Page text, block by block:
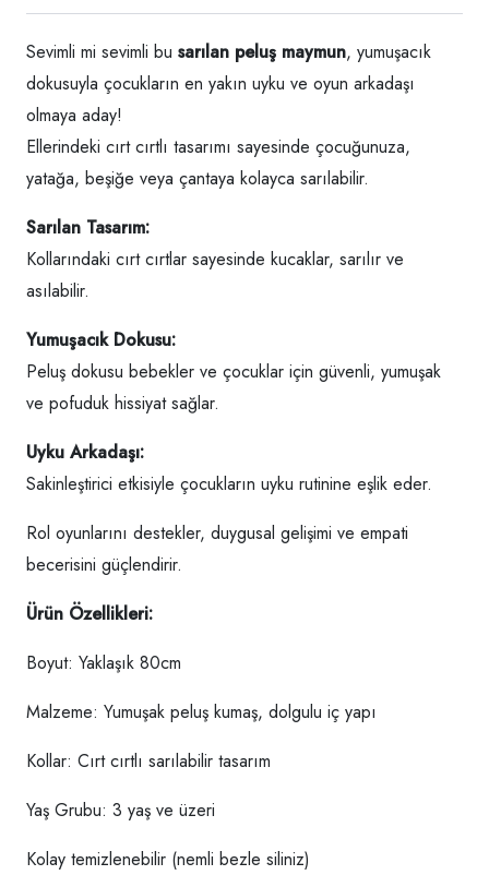
Sevimli mi sevimli bu sarılan peluş maymun, yumuşacık
dokusuyla çocukların en yakın uyku ve oyun arkadaşı
olmaya aday!
Ellerindeki cırt cırtlı tasarımı sayesinde çocuğunuza,
yatağa, beşiğe veya çantaya kolayca sarılabilir.
Sarılan Tasarım:
Kollarındaki cırt cırtlar sayesinde kucaklar, sarılır ve
asılabilir.
Yumuşacık Dokusu:
Peluş dokusu bebekler ve çocuklar için güvenli, yumuşak
ve pofuduk hissiyat sağlar.
Uyku Arkadaşı:
Sakinleştirici etkisiyle çocukların uyku rutinine eşlik eder.
Rol oyunlarını destekler, duygusal gelişimi ve empati
becerisini güçlendirir.
Ürün Özellikleri:
Boyut: Yaklaşık 80cm
Malzeme: Yumuşak peluş kumaş, dolgulu iç yapı
Kollar: Cırt cırtlı sarılabilir tasarım
Yaş Grubu: 3 yaş ve üzeri
Kolay temizlenebilir (nemli bezle siliniz)